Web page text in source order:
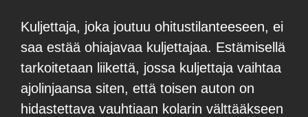
Kuljettaja, joka joutuu ohitustilanteeseen, ei
saa estää ohiajavaa kuljettajaa. Estämisellä
tarkoitetaan liikettä, jossa kuljettaja vaihtaa
ajolinjaansa siten, että toisen auton on
hidastettava vauhtiaan kolarin välttääkseen